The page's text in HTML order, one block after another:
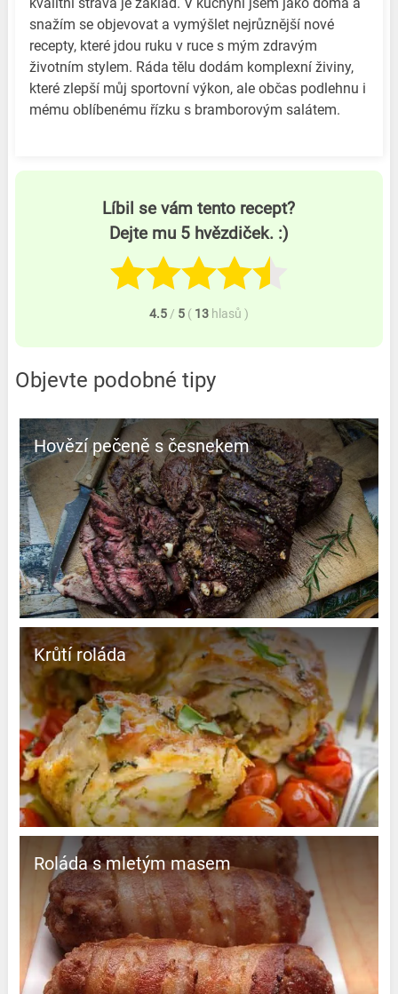
snažím se objevovat a vymýšlet nejrůznější nové
recepty, které jdou ruku v ruce s mým zdravým
životním stylem. Ráda tělu dodám komplexní živiny,
které zlepší můj sportovní výkon, ale občas podlehnu i
mému oblíbenému řízku s bramborovým salátem.
Líbil se vám tento recept?
Dejte mu 5 hvězdiček. :)
4.5 / 5 ( 13 hlasů )
Objevte podobné tipy
Hovězí pečeně s česnekem
Krůtí roláda
Roláda s mletým masem